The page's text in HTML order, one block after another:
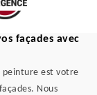
façades avec
peinture est votre
Nous